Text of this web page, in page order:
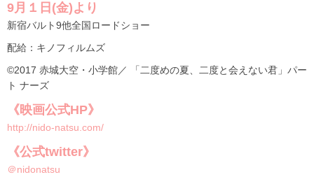
9月１日(金)より
新宿バルト9他全国ロードショー
配給：キノフィルムズ
©2017 赤城大空・小学館／ 「二度めの夏、二度と会えない君」パー
ト ナーズ
《映画公式HP》
http://nido-natsu.com/
《公式twitter》
＠nidonatsu